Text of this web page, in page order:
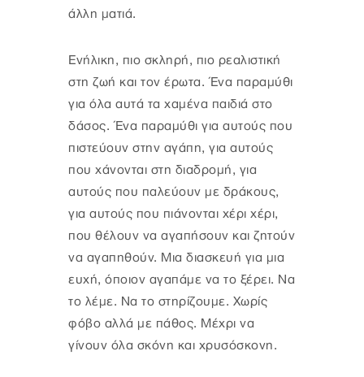
άλλη ματιά.
Ενήλικη, πιο σκληρή, πιο ρεαλιστική
στη ζωή και τον έρωτα. Ένα παραμύθι
για όλα αυτά τα χαμένα παιδιά στο
δάσος. Ένα παραμύθι για αυτούς που
πιστεύουν στην αγάπη, για αυτούς
που χάνονται στη διαδρομή, για
αυτούς που παλεύουν με δράκους,
για αυτούς που πιάνονται χέρι χέρι,
που θέλουν να αγαπήσουν και ζητούν
να αγαπηθούν. Μια διασκευή για μια
ευχή, όποιον αγαπάμε να το ξέρει. Να
το λέμε. Να το στηρίζουμε. Χωρίς
φόβο αλλά με πάθος. Μέχρι να
γίνουν όλα σκόνη και χρυσόσκονη.